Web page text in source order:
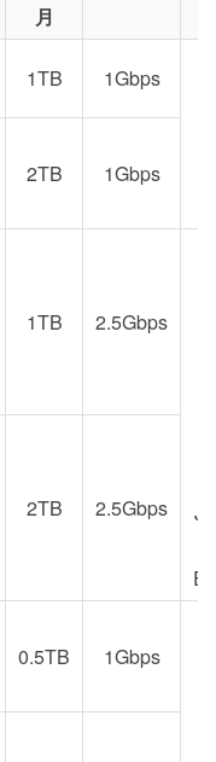
月
1TB 1Gbps
2TB 1Gbps
1TB 2.5Gbps
2TB 2.5Gbps
0.5TB 1Gbps